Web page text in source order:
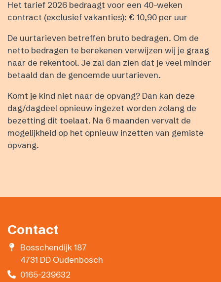
Het tarief 2026 bedraagt voor een 40-weken
contract (exclusief vakanties): € 10,90 per uur
De uurtarieven betreffen bruto bedragen. Om de
netto bedragen te berekenen verwijzen wij je graag
naar de rekentool. Je zal dan zien dat je veel minder
betaald dan de genoemde uurtarieven.
Komt je kind niet naar de opvang? Dan kan deze
dag/dagdeel opnieuw ingezet worden zolang de
bezetting dit toelaat. Na 6 maanden vervalt de
mogelijkheid op het opnieuw inzetten van gemiste
opvang.
Contact
Bosschendijk 187
4731 DD Oudenbosch
0165-239632